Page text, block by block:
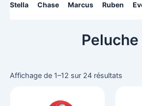
Stella Chase Marcus Ruben
Peluche
Affichage de 1–12 sur 24 résultats